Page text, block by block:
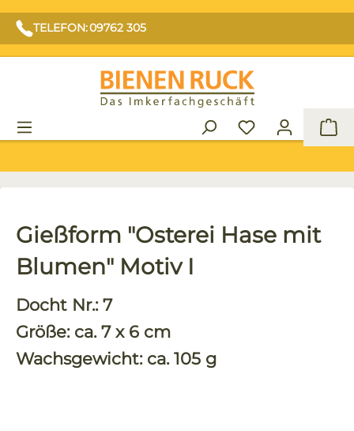
TELEFON: 09762 305
Gießform "Osterei Hase mit
Blumen" Motiv I
Docht Nr.: 7
Größe: ca. 7 x 6 cm
Wachsgewicht: ca. 105 g